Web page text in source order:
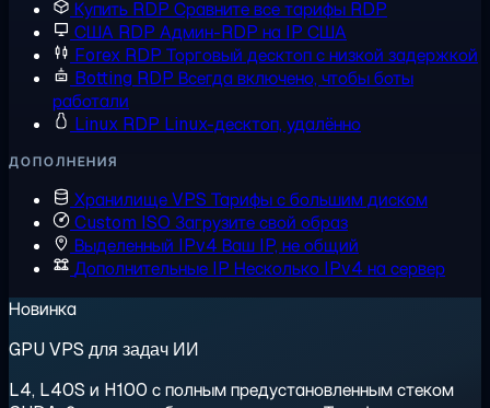
Купить RDP Сравните все тарифы RDP
США RDP Админ-RDP на IP США
Forex RDP Торговый десктоп с низкой задержкой
Botting RDP Всегда включено, чтобы боты
работали
Linux RDP Linux-десктоп, удалённо
ДОПОЛНЕНИЯ
Хранилище VPS Тарифы с большим диском
Custom ISO Загрузите свой образ
Выделенный IPv4 Ваш IP, не общий
Дополнительные IP Несколько IPv4 на сервер
Новинка
GPU VPS для задач ИИ
L4, L40S и H100 с полным предустановленным стеком